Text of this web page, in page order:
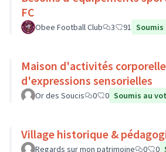
FC
Obee Football Club 3 91 Soumis
Maison d'activités
d'expressions sensorielles
Or des Soucis 0 0 Soumis au
Village historique &
Regards sur mon patrimoine 0 0